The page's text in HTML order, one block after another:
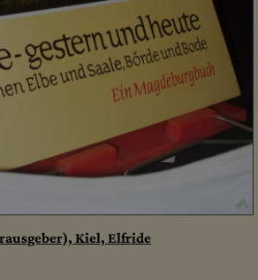
Kiel, Elfride